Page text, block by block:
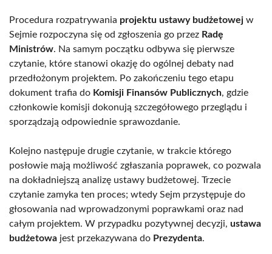
Procedura rozpatrywania projektu ustawy budżetowej w
Sejmie rozpoczyna się od zgłoszenia go przez Radę
Ministrów. Na samym początku odbywa się pierwsze
czytanie, które stanowi okazję do ogólnej debaty nad
przedłożonym projektem. Po zakończeniu tego etapu
dokument trafia do Komisji Finansów Publicznych, gdzie
członkowie komisji dokonują szczegółowego przeglądu i
sporządzają odpowiednie sprawozdanie.
Kolejno następuje drugie czytanie, w trakcie którego
posłowie mają możliwość zgłaszania poprawek, co pozwala
na dokładniejszą analizę ustawy budżetowej. Trzecie
czytanie zamyka ten proces; wtedy Sejm przystępuje do
głosowania nad wprowadzonymi poprawkami oraz nad
całym projektem. W przypadku pozytywnej decyzji, ustawa
budżetowa jest przekazywana do Prezydenta.